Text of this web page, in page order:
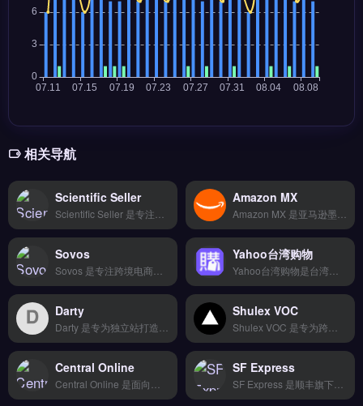
相关导航
Scientific Seller Amazon MX
Sovos Yahoo台湾购物
Darty Shulex VOC
Central Online SF Express